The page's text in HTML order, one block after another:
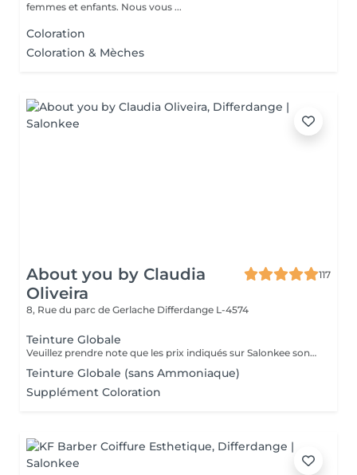
femmes et enfants. Nous vous ...
Coloration
Coloration & Mèches
About you by Claudia
Oliveira
117
8, Rue du parc de Gerlache Differdange L-4574
Teinture Globale
Veuillez prendre note que les prix indiqués sur Salonkee sont communiqués à titre informatif et s'entendent de base. Ces derniers sont susceptibles de varier selon le diagnostic réalisé à votre arrivée au salon et l'expertise du professionnel à qui vous confiez votre beauté. Dans tous les cas, un devis précis vous sera proposé et toutes réalisations de prestations seront effectuées avec votre accord. Un grand merci d'avance pour votre compréhension. Au plaisir de vous recevoir très vite.
Teinture Globale (sans Ammoniaque)
Supplément Coloration